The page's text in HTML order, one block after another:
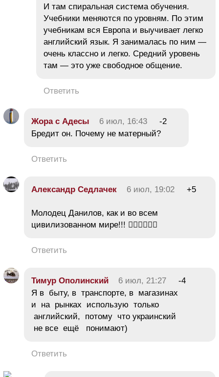
И там спиральная система обучения.
Учебники меняются по уровням. По этим
учебникам вся Европа и выучивает легко
английский язык. Я занималась по ним —
очень классно и легко. Средний уровень
там — это уже свободное общение.
Ответить
Жора с Адесы 6 июл, 16:43
-2
Бредит он. Почему не матерный?
Ответить
Александр Седлачек 6 июл, 19:02 +5
Молодец Данилов, как и во всем
цивилизованном мире!!! 👍🏼👍🏼👍🏼
Ответить
Тимур Ополинский 6 июл, 21:27
-4
Я в быту, в транспорте, в магазинах
и на рынках использую только
английский, потому что украинский
не все ещё понимают)
Ответить